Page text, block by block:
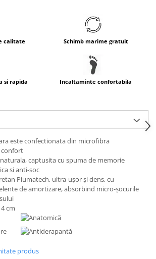
calitate Schimb marime gratuit
si rapida Incaltaminte confortabila
este confectionata din microfibra
confort
captusita cu spuma de memorie
si anti-soc
Piumatech, ultra-ușor și dens, cu
de amortizare, absorbind micro-șocurile
cm
produs